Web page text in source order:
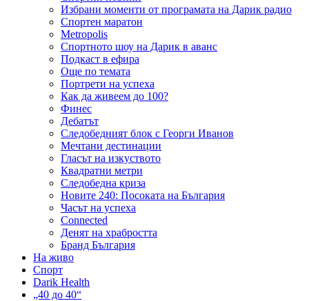
Избрани моменти от програмата на Дарик радио
Спортен маратон
Metropolis
Спортното шоу на Дарик в аванс
Подкаст в ефира
Още по темата
Портрети на успеха
Как да живеем до 100?
Финес
Дебатът
Следобедният блок с Георги Иванов
Мечтани дестинации
Гласът на изкуството
Квадратни метри
Следобедна криза
Новите 240: Посоката на България
Часът на успеха
Connected
Денят на храбростта
Бранд България
На живо
Спорт
Darik Health
„40 до 40“